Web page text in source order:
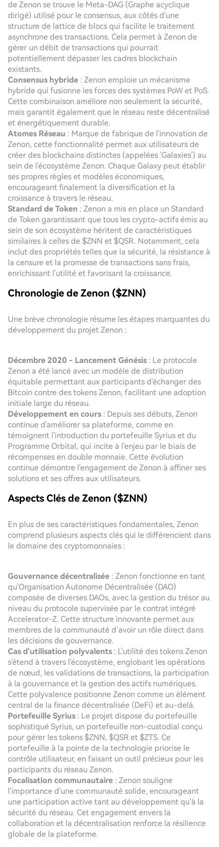
de Zenon se trouve le Meta-DAG (Graphe acyclique
dirigé) utilisé pour le consensus, aux côtés d'une
structure de lattice de blocs qui facilite le traitement
asynchrone des transactions. Cela permet à Zenon de
gérer un débit de transactions qui pourrait
potentiellement dépasser les cadres blockchain
existants.
Consensus hybride : Zenon emploie un mécanisme
hybride qui fusionne les forces des systèmes PoW et PoS.
Cette combinaison améliore non seulement la sécurité,
mais garantit également que le réseau reste décentralisé
et énergétiquement durable.
Atomes Réseau : Marque de fabrique de l'innovation de
Zenon, cette fonctionnalité permet aux utilisateurs de
créer des blockchains distinctes (appelées 'Galaxies') au
sein de l'écosystème Zenon. Chaque Galaxy peut établir
ses propres règles et modèles économiques,
encourageant finalement la diversification et la
croissance à travers le réseau.
Standard de Token : Zenon a mis en place un Standard
de Token garantissant que tous les crypto-actifs émis au
sein de son écosystème héritent de caractéristiques
similaires à celles de $ZNN et $QSR. Notamment, cela
inclut des propriétés telles que la sécurité, la résistance à
la censure et la promesse de transactions sans frais,
enrichissant l'utilité et favorisant la croissance.
Chronologie de Zenon ($ZNN)
Une brève chronologie résume les étapes marquantes du
développement du projet Zenon :
Décembre 2020 - Lancement Génésis : Le protocole
Zenon a été lancé avec un modèle de distribution
équitable permettant aux participants d'échanger des
Bitcoin contre des tokens Zenon, facilitant une adoption
initiale large du réseau.
Développement en cours : Depuis ses débuts, Zenon
continue d'améliorer sa plateforme, comme en
témoignent l'introduction du portefeuille Syrius et du
Programme Orbital, qui incite à l'enjeu par le biais de
récompenses en double monnaie. Cette évolution
continue démontre l'engagement de Zenon à affiner ses
solutions et ses offres aux utilisateurs.
Aspects Clés de Zenon ($ZNN)
En plus de ses caractéristiques fondamentales, Zenon
comprend plusieurs aspects clés qui le différencient dans
le domaine des cryptomonnaies :
Gouvernance décentralisée : Zenon fonctionne en tant
qu'Organisation Autonome Décentralisée (DAO)
composée de diverses DAOs, avec la gestion du trésor au
niveau du protocole supervisée par le contrat intégré
Accelerator-Z. Cette structure innovante permet aux
membres de la communauté d’avoir un rôle direct dans
les décisions de gouvernance.
Cas d'utilisation polyvalents : L'utilité des tokens Zenon
s'étend à travers l'écosystème, englobant les opérations
de nœud, les validations de transactions, la participation
à la gouvernance et la gestion des actifs numériques.
Cette polyvalence positionne Zenon comme un élément
central de la finance décentralisée (DeFi) et au-delà.
Portefeuille Syrius : Le projet dispose du portefeuille
sophistiqué Syrius, un portefeuille non-custodial conçu
pour gérer les tokens $ZNN, $QSR et $ZTS. Ce
portefeuille à la pointe de la technologie priorise le
contrôle utilisateur, en faisant un outil précieux pour les
participants du réseau Zenon.
Focalisation communautaire : Zenon souligne
l'importance d'une communauté solide, encourageant
une participation active tant au développement qu'à la
sécurité du réseau. Cet engagement envers la
collaboration et la décentralisation renforce la résilience
globale de la plateforme.